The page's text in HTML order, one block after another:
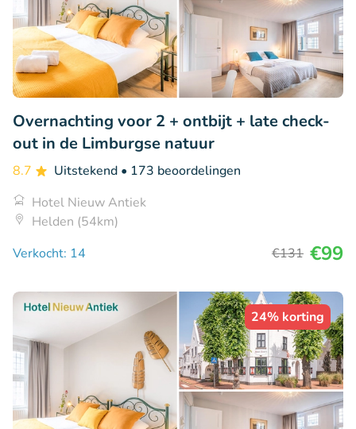
Overnachting voor 2 + ontbijt + late check-
out in de Limburgse natuur
8.7 Uitstekend • 173 beoordelingen
Hotel Nieuw Antiek
Helden (54km)
Verkocht: 14
€131 €99
24% korting